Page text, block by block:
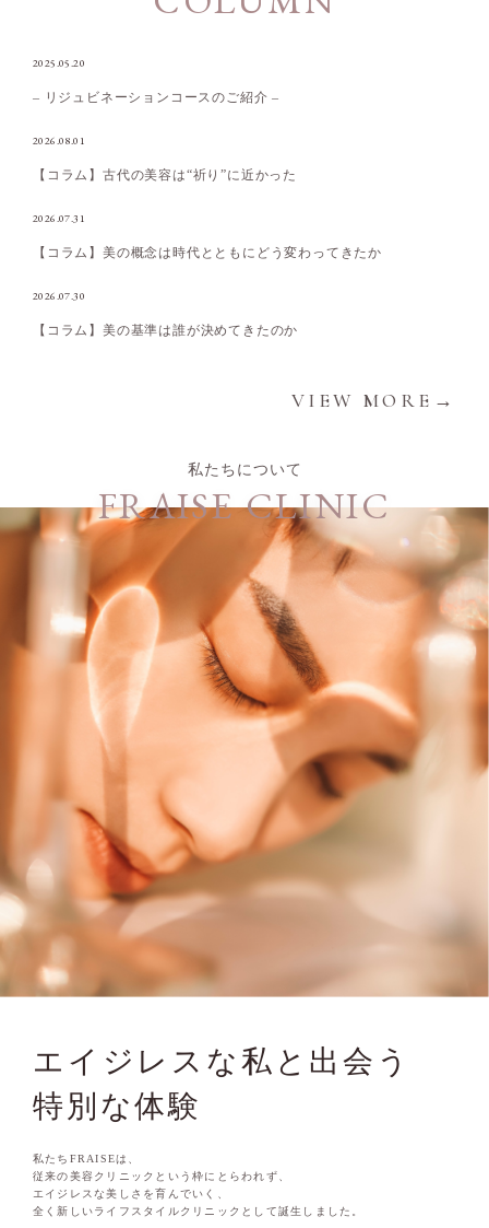
2025.05.20
– リジュビネーションコースのご紹介 –
2026.08.01
【コラム】古代の美容は“祈り”に近かった
2026.07.31
【コラム】美の概念は時代とともにどう変わってきたか
2026.07.30
【コラム】美の基準は誰が決めてきたのか
VIEW MORE→
私たちについて
FRAISE CLINIC
エイジレスな私と出会う
特別な体験
私たちFRAISEは、
従来の美容クリニックという枠にとらわれず、
エイジレスな美しさを育んでいく、
全く新しいライフスタイルクリニックとして誕生しました。